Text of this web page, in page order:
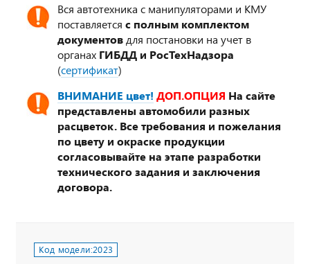
Вся автотехника с манипуляторами и КМУ
поставляется с полным комплектом
документов для постановки на учет в
органах ГИБДД и РосТехНадзора
(сертификат)
ВНИМАНИЕ цвет! ДОП.ОПЦИЯ На сайте
представлены автомобили разных
расцветок. Все требования и пожелания
по цвету и окраске продукции
согласовывайте на этапе разработки
технического задания и заключения
договора.
Код модели:2023